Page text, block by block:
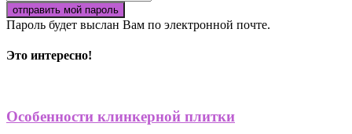
Пароль будет выслан Вам по электронной почте.
Это интересно!
Особенности клинкерной плитки